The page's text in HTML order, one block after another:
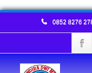
0852 8276